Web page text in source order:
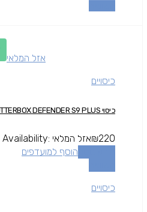
אזל המלאי
כיסויים
כיסוי OTTERBOX DEFENDER S9 PLUS
₪220
Availability: אזל המלאי
הוסף למועדפים
כיסויים